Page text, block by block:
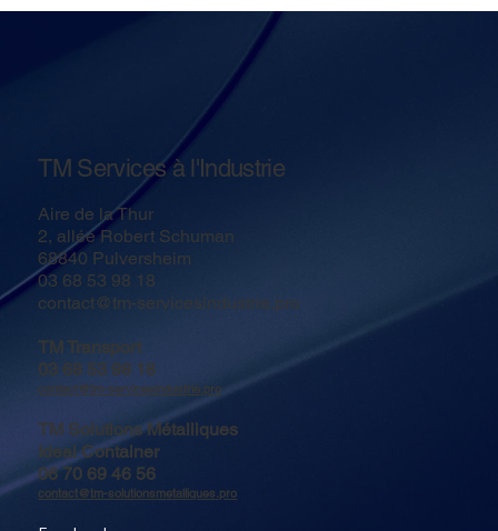
TM Services à l'Industrie
Aire de la Thur
2, allée Robert Schuman
68840 Pulversheim
03 68 53 98 18
contact@tm-servicesindustrie.pro
TM Transport
03 68 53 98 18
contact@tm-servicesindustrie.pro​
TM Solutions Métalliques
Ideal Container
06 70 69 46 56
contact@tm-solutionsmetalliques.pro